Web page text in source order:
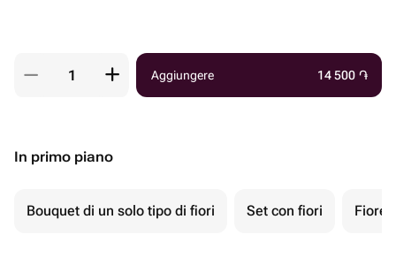
Aggiungere 14 500 ֏
In primo piano
Bouquet di un solo tipo di fiori Set con fiori Fiore